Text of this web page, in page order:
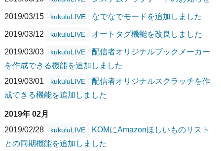
2019/03/15 kukuluLIVE なでなでモードを追加しました
2019/03/12 kukuluLIVE オートタグ機能を改良しました
2019/03/03 kukuluLIVE
配信者オリジナルブックメーカー
を作成できる機能を追加しました
2019/03/01
kukuluLIVE
配信者オリジナルスクラッチを作
成できる機能を追加しました
2019年 02月
2019/02/28
kukuluLIVE
KOMにAmazonほしいものリスト
との同期機能を追加しました